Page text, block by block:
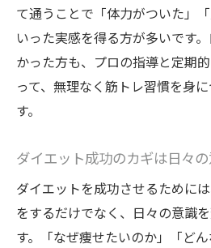
て通うことで「体力がついた」
いった実感を得る方が多いです
かった方も、プロの指導と定期
って、無理なく筋トレ習慣を身
す。
ダイエット成功のカギは日々
ダイエットを成功させるために
をするだけでなく、日々の意識
す。「なぜ痩せたいのか」「ど